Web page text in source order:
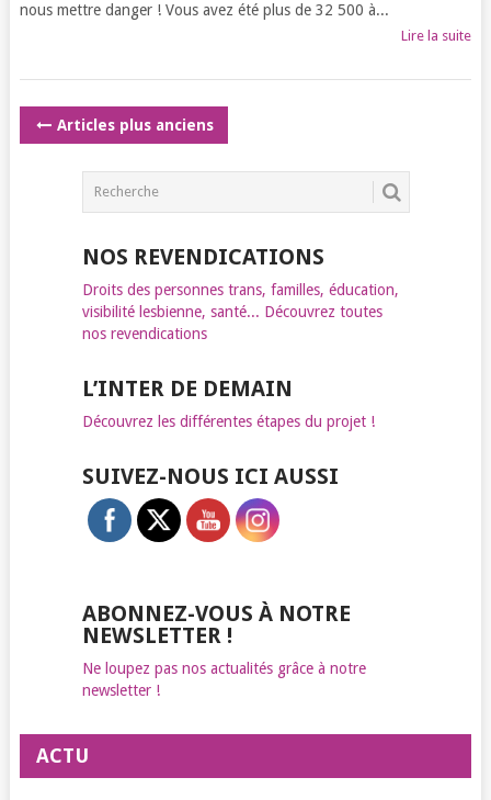
nous mettre danger ! Vous avez été plus de 32 500 à...
Lire la suite
POSTS
Articles plus anciens
NOS REVENDICATIONS
Droits des personnes trans, familles, éducation,
visibilité lesbienne, santé... Découvrez toutes
nos revendications
L’INTER DE DEMAIN
Découvrez les différentes étapes du projet !
SUIVEZ-NOUS ICI AUSSI
ABONNEZ-VOUS À NOTRE
NEWSLETTER !
Ne loupez pas nos actualités grâce à notre
newsletter !
ACTU